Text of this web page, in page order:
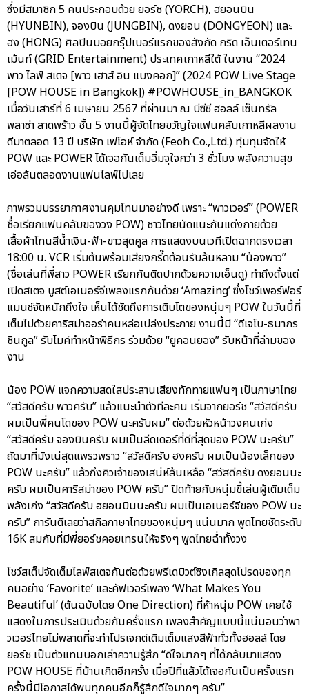
ซึ่งมีสมาชิก 5 คนประกอบด้วย ยอร์ช (YORCH), ฮยอนบิน
(HYUNBIN), จองบิน (JUNGBIN), ดงยอน (DONGYEON) และ
ฮง (HONG) ศิลปินบอยกรุ๊ปเบอร์แรกของสังกัด กริด เอ็นเตอร์เทน
เม้นท์ (GRID Entertainment) ประเทศเกาหลีใต้ ในงาน “2024
พาว ไลฟ์ สเตจ [พาว เฮาส์ อิน แบงคอก]” (2024 POW Live Stage
[POW HOUSE in Bangkok]) #POWHOUSE_in_BANGKOK
เมื่อวันเสาร์ที่ 6 เมษายน 2567 ที่ผ่านมา ณ บีซีซี ฮอลล์ เซ็นทรัล
พลาซ่า ลาดพร้าว ชั้น 5 งานนี้ผู้จัดไทยขวัญใจแฟนคลับเกาหลีผลงาน
ดีมาตลอด 13 ปี บริษัท เฟโอห์ จำกัด (Feoh Co.,Ltd.) ทุ่มทุนจัดให้
POW และ POWER ได้เจอกันเต็มอิ่มจุใจกว่า 3 ชั่วโมง พลังความสุข
เอ่อล้นตลอดงานแฟนไลฟ์ไปเลย
ภาพรวมบรรยากาศงานคุมโทนมาอย่างดี เพราะ “พาวเวอร์” (POWER
ชื่อเรียกแฟนคลับของวง POW) ชาวไทยนัดแนะกันแต่งกายด้วย
เสื้อผ้าโทนสีน้ำเงิน-ฟ้า-ขาวสุดคูล การแสดงบนเวทีเปิดฉากตรงเวลา
18:00 น. VCR เริ่มต้นพร้อมเสียงกรี๊ดต้อนรับล้นหลาม “น้องพาว”
(ชื่อเล่นที่พี่สาว POWER เรียกกันติดปากด้วยความเอ็นดู) ทำถึงตั้งแต่
เปิดสเตจ บูสต์เอเนอร์จีเพลงแรกกันด้วย ‘Amazing’ ซึ่งโชว์เพอร์ฟอร์
แมนซ์จัดหนักถึงใจ เห็นได้ชัดถึงการเติบโตของหนุ่มๆ POW ในวันนี้ที่
เต็มไปด้วยคาริสม่าออร่าคนหล่อเปล่งประกาย งานนี้มี “ดีเจโบ-ธนากร
ชินกูล” รับไมค์ทำหน้าพิธีกร ร่วมด้วย “ยูคอนยอง” รับหน้าที่ล่ามของ
งาน
น้อง POW แจกความสดใสประสานเสียงทักทายแฟนๆ เป็นภาษาไทย
“สวัสดีครับ พาวครับ” แล้วแนะนำตัวทีละคน เริ่มจากยอร์ช “สวัสดีครับ
ผมเป็นพี่คนโตของ POW นะครับผม” ต่อด้วยหัวหน้าวงคนเก่ง
“สวัสดีครับ จองบินครับ ผมเป็นลีดเดอร์ที่ดีที่สุดของ POW นะครับ”
ถัดมาที่มังเน่สุดแพรวพราว “สวัสดีครับ ฮงครับ ผมเป็นน้องเล็กของ
POW นะครับ” แล้วถึงคิวเจ้าของเสน่ห์ล้นเหลือ “สวัสดีครับ ดงยอนนะ
ครับ ผมเป็นคาริสม่าของ POW ครับ” ปิดท้ายกับหนุ่มขี้เล่นผู้เติมเต็ม
พลังเก่ง “สวัสดีครับ ฮยอนบินนะครับ ผมเป็นเอเนอร์จีของ POW นะ
ครับ” การันตีเลยว่าสกิลภาษาไทยของหนุ่มๆ แน่นมาก พูดไทยชัดระดับ
16K สมกับที่มีพี่ยอร์ชคอยเทรนให้จริงๆ พูดไทยฉ่ำทั้งวง
โชว์สเต็ปจัดเต็มไลฟ์สเตจกันต่อด้วยพรีเดบิวต์ซิงเกิลสุดโปรดของทุก
คนอย่าง ‘Favorite’ และคัฟเวอร์เพลง ‘What Makes You
Beautiful’ (ต้นฉบับโดย One Direction) ที่ห้าหนุ่ม POW เคยใช้
แสดงในการประเมินด้วยกันครั้งแรก เพลงสำคัญแบบนี้แน่นอนว่าพา
วเวอร์ไทยไม่พลาดที่จะทำโปรเจกต์เติมเต็มแสงสีฟ้าทั่วทั้งฮอลล์ โดย
ยอร์ช เป็นตัวแทนบอกเล่าความรู้สึก “ดีใจมากๆ ที่ได้กลับมาแสดง
POW HOUSE ที่บ้านเกิดอีกครั้ง เมื่อปีที่แล้วได้เจอกันเป็นครั้งแรก
ครั้งนี้มีโอกาสได้พบทุกคนอีกก็รู้สึกดีใจมากๆ ครับ”